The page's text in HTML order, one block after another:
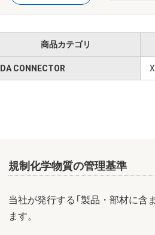
商品カテゴリ
DA CONNECTOR
規制化学物質の管理基準
当社が発行する「製品・部材に含
ます。